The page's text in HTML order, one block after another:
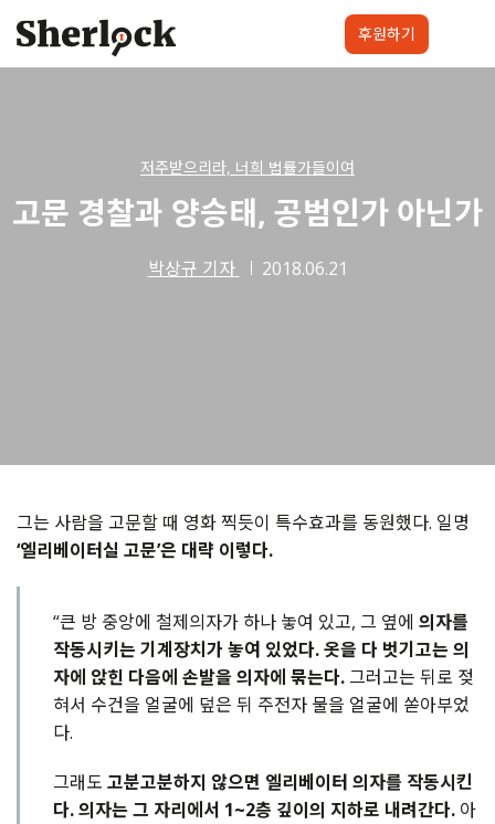
content
후원하기
저주받으리라, 너희 법률가들이여
고문 경찰과 양승태, 공범인가 아닌가
박상규 기자 2018.06.21
그는 사람을 고문할 때 영화찍듯이 특수효과를 동원했다. 일명
‘엘리베이터실 고문’은 대략 이렇다.
“큰 방 중앙에 철제의자가 하나 놓여 있고, 그 옆에 의자를
작동시키는 기계장치가 놓여 있었다. 옷을 다 벗기고는 의
자에 앉힌 다음에 손발을 의자에 묶는다. 그러고는 뒤로 젖
혀서 수건을 얼굴에 덮은 뒤 주전자 물을 얼굴에 쏟아부었
다.
그래도 고분고분하지 않으면 엘리베이터 의자를 작동시킨
다. 의자는 그 자리에서 1~2층 깊이의 지하로 내려간다. 아